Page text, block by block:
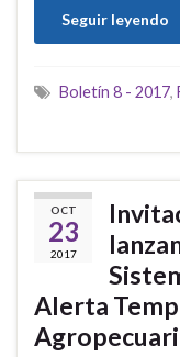
Seguir leyendo
Boletín 8 - 2017,
OCT
23
2017
Alerta